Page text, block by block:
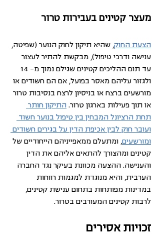
מעצר קטינים בעבירות טרור
הצעת החוק, שהיא תיקון לחוק הנוער (שפיטה,
ענישה ודרכי טיפול), מבקשת להתיר לעצור
ולגזור עליהם מאסר בפועל, אם הם חשודים או
מורשעים ברצח או בניסיון לרצח בנסיבות טרור
או תוך פעילות בארגון טרור. התיקון חותר
תחת הרציונל המבחין בין טיפול בנוער חשוד
ועובר חוק לבין אכיפת הדין על בגירים חשודים
ומורשעים, ומתעלם ממאפייניהם הייחודיים של
קטינים ומהצורך להתאים אליהם את הדין
והענישה. ההצעה מכוונת בעיקר נגד החברה
הערבית, והיא מנוגדת למגמות רווחות
במדינות מפותחות בתחום ענישת קטינים,
לרבות קטינים המעורבים בטרור.
זכויות אסירים